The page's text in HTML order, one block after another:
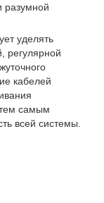
разумной
уделять
регулярной
кабелей
самым
всей системы.